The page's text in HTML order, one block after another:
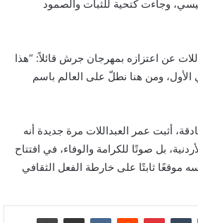
وجاءت كتحية للثبات والصمود
عن اعتزازه بمهرجان جرش قائلاً: “هذا
الأول، ومن هنا نطلّ على العالم باسم
أثبت عمر العبداللات مرة جديدة أنه
بل صوتًا للكرامة والوفاء، في افتتاح
موقعًا ثابتًا على خارطة الفعل الثقافي